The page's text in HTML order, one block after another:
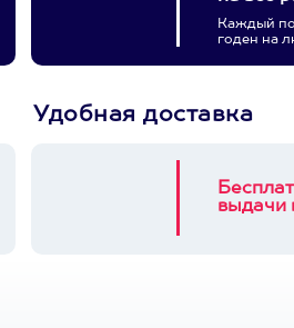
Каждый
годен на
Удобная доставка
выдачи